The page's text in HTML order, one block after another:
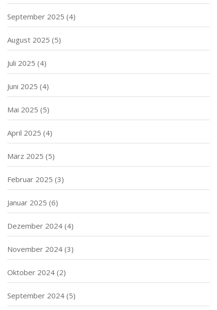
September 2025 (4)
August 2025 (5)
Juli 2025 (4)
Juni 2025 (4)
Mai 2025 (5)
April 2025 (4)
März 2025 (5)
Februar 2025 (3)
Januar 2025 (6)
Dezember 2024 (4)
November 2024 (3)
Oktober 2024 (2)
September 2024 (5)